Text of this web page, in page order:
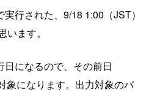
行された、9/18 1:00（JST）
ます。
になるので、その前日
象になります。出力対象のバ